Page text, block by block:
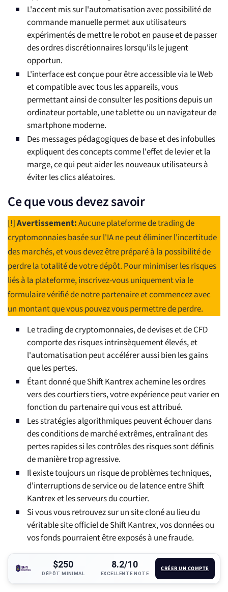
L'accent mis sur l'automatisation avec possibilité de
commande manuelle permet aux utilisateurs
expérimentés de mettre le robot en pause et de passer
des ordres discrétionnaires lorsqu'ils le jugent
opportun.
L'interface est conçue pour être accessible via le Web
et compatible avec tous les appareils, vous
permettant ainsi de consulter les positions depuis un
ordinateur portable, une tablette ou un navigateur de
smartphone moderne.
Des messages pédagogiques de base et des infobulles
expliquent des concepts comme l'effet de levier et la
marge, ce qui peut aider les nouveaux utilisateurs à
éviter les clics aléatoires.
Ce que vous devez savoir
[!]Avertissement:Aucune plateforme de trading de
cryptomonnaies basée sur l'IA ne peut éliminer l'incertitude
des marchés, et vous devez être préparé à la possibilité de
perdre la totalité de votre dépôt. Pour minimiser les risques
liés à la plateforme, inscrivez-vous uniquement via le
formulaire vérifié de notre partenaire et commencez avec
un montant que vous pouvez vous permettre de perdre.
Le trading de cryptomonnaies, de devises et de CFD
comporte des risques intrinsèquement élevés, et
l'automatisation peut accélérer aussi bien les gains
que les pertes.
Étant donné que Shift Kantrex achemine les ordres
vers des courtiers tiers, votre expérience peut varier en
fonction du partenaire qui vous est attribué.
Les stratégies algorithmiques peuvent échouer dans
des conditions de marché extrêmes, entraînant des
pertes rapides si les contrôles des risques sont définis
de manière trop agressive.
Il existe toujours un risque de problèmes techniques,
d'interruptions de service ou de latence entre Shift
Kantrex et les serveurs du courtier.
Si vous vous retrouvez sur un site cloné au lieu du
véritable site officiel de Shift Kantrex, vos données ou
vos fonds pourraient être exposés à une fraude.
$250
DÉPÔT MINIMAL
8.2/10
EXCELLENTE NOTE
CRÉER UN COMPTE